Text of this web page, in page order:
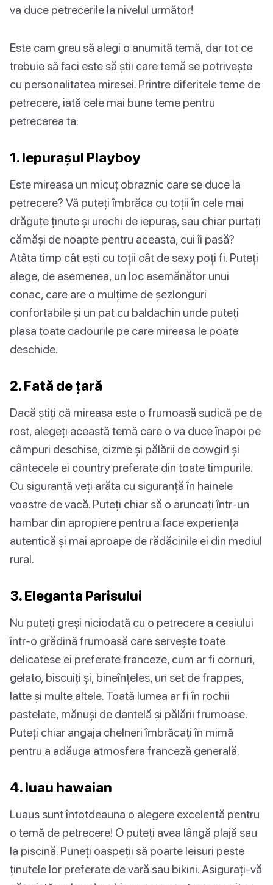
va duce petrecerile la nivelul următor!
Este cam greu să alegi o anumită temă, dar tot ce
trebuie să faci este să știi care temă se potrivește
cu personalitatea miresei. Printre diferitele teme de
petrecere, iată cele mai bune teme pentru
petrecerea ta:
1. Iepurașul Playboy
Este mireasa un micuț obraznic care se duce la
petrecere? Vă puteți îmbrăca cu toții în cele mai
drăguțe ținute și urechi de iepuraș, sau chiar purtați
cămăși de noapte pentru aceasta, cui îi pasă?
Atâta timp cât ești cu toții cât de sexy poți fi. Puteți
alege, de asemenea, un loc asemănător unui
conac, care are o mulțime de șezlonguri
confortabile și un pat cu baldachin unde puteți
plasa toate cadourile pe care mireasa le poate
deschide.
2. Fată de țară
Dacă știți că mireasa este o frumoasă sudică pe de
rost, alegeți această temă care o va duce înapoi pe
câmpuri deschise, cizme și pălării de cowgirl și
cântecele ei country preferate din toate timpurile.
Cu siguranță veți arăta cu siguranță în hainele
voastre de vacă. Puteți chiar să o aruncați într-un
hambar din apropiere pentru a face experiența
autentică și mai aproape de rădăcinile ei din mediul
rural.
3. Eleganta Parisului
Nu puteți greși niciodată cu o petrecere a ceaiului
într-o grădină frumoasă care servește toate
delicatese ei preferate franceze, cum ar fi cornuri,
gelato, biscuiți și, bineînțeles, un set de frappes,
latte și multe altele. Toată lumea ar fi în rochii
pastelate, mănuși de dantelă și pălării frumoase.
Puteți chiar angaja chelneri îmbrăcați în mimă
pentru a adăuga atmosfera franceză generală.
4. luau hawaian
Luaus sunt întotdeauna o alegere excelentă pentru
o temă de petrecere! O puteți avea lângă plajă sau
la piscină. Puneți oaspeții să poarte leisuri peste
ținutele lor preferate de vară sau bikini. Asigurați-vă